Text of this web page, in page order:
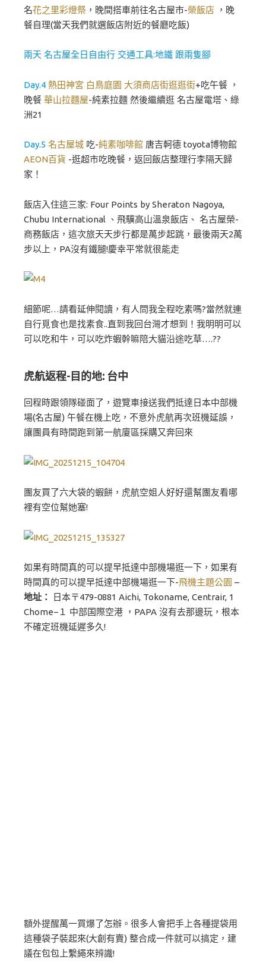
名花之里彩燈祭 ，晚間搭車前往名古屋市-榮飯店 ，晚
餐自理(當天我們就選飯店附近的餐廳吃飯)
兩天 名古屋全日自由行 交通工具:地鐵 跟兩隻腳
Day.4 熱田神宮 白鳥庭園 大須商店街逛逛街+吃午餐 ，
晚餐 華山拉麵屋-純素拉麵 然後繼續逛 名古屋電塔、綠
洲21
Day.5 名古屋城 吃-純素咖啡館 唐吉軻德 toyota博物館
AEON百貨 -逛超市吃晚餐，返回飯店整理行李隔天歸
家！
飯店入住這三家: Four Points by Sheraton Nagoya,
Chubu International 、飛驥高山溫泉飯店、 名古屋榮-
商務飯店，這次旅天天步行都是萬步起跳，最後兩天2萬
步以上，PA沒有鐵腿!慶幸平常就很能走
細節呢…請看延伸閱讀，有人問我全程吃素嗎?當然就連
自行覓食也是找素食..直到我回台灣才想到！我明明可以
可以吃和牛，可以吃炸蝦幹嘛陪大貓沿途吃草….??
虎航返程-目的地: 台中
回程時跟領隊碰面了，遊覽車接送我們抵達日本中部機
場(名古屋) 午餐在機上吃，不意外虎航再次班機延誤，
讓團員有時間跑到第一航廈區採購又奔回來
團友買了六大袋的蝦餅，虎航空姐人好好還幫團友看哪
裡有空位幫她塞!
如果有時間真的可以提早抵達中部機場逛一下，如果有
時間真的可以提早抵達中部機場逛一下-飛機主題公園 –
地址：
日本〒479-0881 Aichi, Tokoname, Centrair, 1
Chome−１ 中部国際空港 ，PAPA 沒有去那邊玩，根本
不確定班機延遲多久!
額外提醒萬一買爆了怎辦。很多人會把手上各種提袋用
這種袋子裝起來(大創有賣) 整合成一件就可以搞定，建
議在包包上繫繩來辨識!